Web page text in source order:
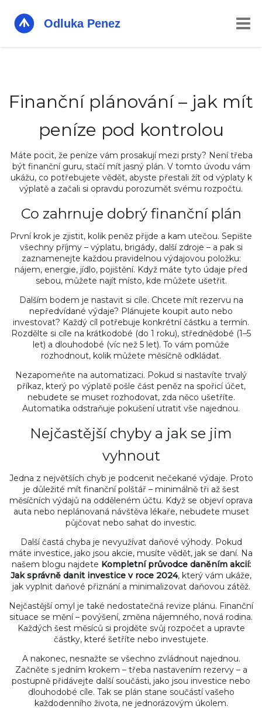
Finanční plánování – jak mít
peníze pod kontrolou
Máte pocit, že peníze vám prosakují mezi prsty? Není třeba
být finanční guru, stačí mít jasný plán. V tomto úvodu vám
ukážu, co potřebujete vědět, abyste přestali žít od výplaty k
výplatě a začali si opravdu porozumět svému rozpočtu.
Co zahrnuje dobrý finanční plán
První krok je zjistit, kolik peněz přijde a kam utečou. Sepište
všechny příjmy – výplatu, brigády, další zdroje – a pak si
zaznamenejte každou pravidelnou výdajovou položku:
nájem, energie, jídlo, pojištění. Když máte tyto údaje před
sebou, můžete najít místo, kde můžete ušetřit.
Dalším bodem je nastavit si cíle. Chcete mít rezervu na
nepředvídané výdaje? Plánujete koupit auto nebo
investovat? Každý cíl potřebuje konkrétní částku a termín.
Rozdělte si cíle na krátkodobé (do 1 roku), střednědobé (1–5
let) a dlouhodobé (víc než 5 let). To vám pomůže
rozhodnout, kolik můžete měsíčně odkládat.
Nezapomeňte na automatizaci. Pokud si nastavíte trvalý
příkaz, který po výplatě pošle část peněz na spořicí účet,
nebudete se muset rozhodovat, zda něco ušetříte.
Automatika odstraňuje pokušení utratit vše najednou.
Nejčastější chyby a jak se jim
vyhnout
Jedna z největších chyb je podcenit nečekané výdaje. Proto
je důležité mít finanční polštář – minimálně tři až šest
měsíčních výdajů na odděleném účtu. Když se objeví oprava
auta nebo neplánovaná návštěva lékaře, nebudete muset
půjčovat nebo sahat do investic.
Další častá chyba je nevyužívat daňové výhody. Pokud
máte investice, jako jsou akcie, musíte vědět, jak se daní. Na
našem blogu najdete Kompletní průvodce daněním akcií:
Jak správně danit investice v roce 2024, který vám ukáže,
jak vyplnit daňové přiznání a minimalizovat daňovou zátěž.
Nejčastější omyl je také nedostatečná revize plánu. Finanční
situace se mění – povýšení, změna nájemného, nová rodina.
Každých šest měsíců si projděte svůj rozpočet a upravte
částky, které šetříte nebo investujete.
A nakonec, nesnažte se všechno zvládnout najednou.
Začněte s jedním krokem – třeba nastavením rezervy – a
postupně přidávejte další součásti, jako jsou investice nebo
dlouhodobé cíle. Tak se plán stane součástí vašeho
každodenního života, ne jednorázovým úkolem.